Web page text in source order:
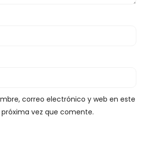
correo electrónico y web en este
vez que comente.